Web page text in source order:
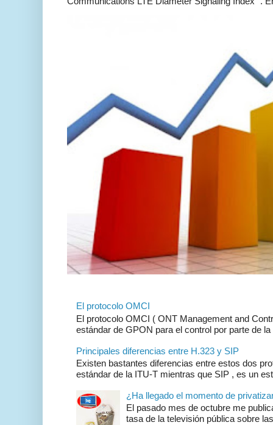
El protocolo OMCI
El protocolo OMCI ( ONT Management and
estándar de GPON para el control por parte de
Principales diferencias entre H.323 y SIP
Existen bastantes diferencias entre estos dos
estándar de la ITU-T mientras que SIP , es un
¿Ha llegado el momento de
El pasado mes de octubre me
tasa de la televisión pública sobre